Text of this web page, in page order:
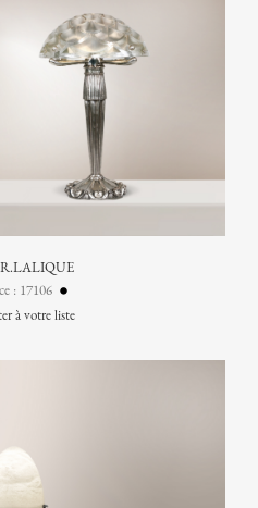
R.LALIQUE
: 17106
à votre liste